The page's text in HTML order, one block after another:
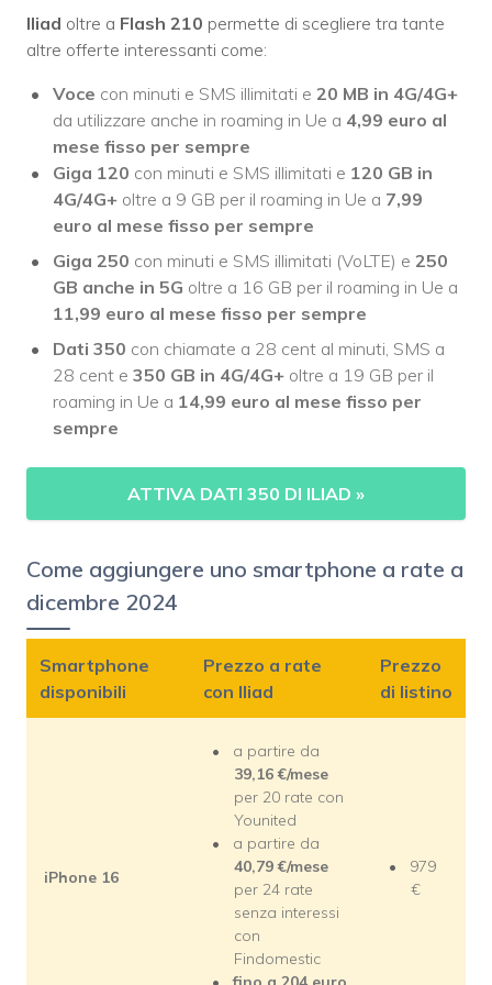
Iliad oltre a Flash 210 permette di scegliere tra tante
altre offerte interessanti come:
Voce con minuti e SMS illimitati e 20 MB in 4G/4G+
da utilizzare anche in roaming in Ue a 4,99 euro al
mese fisso per sempre
Giga 120 con minuti e SMS illimitati e 120 GB in
4G/4G+ oltre a 9 GB per il roaming in Ue a 7,99
euro al mese fisso per sempre
Giga 250 con minuti e SMS illimitati (VoLTE) e 250
GB anche in 5G oltre a 16 GB per il roaming in Ue a
11,99 euro al mese fisso per sempre
Dati 350 con chiamate a 28 cent al minuti, SMS a
28 cent e 350 GB in 4G/4G+ oltre a 19 GB per il
roaming in Ue a 14,99 euro al mese fisso per
sempre
ATTIVA DATI 350 DI ILIAD »
Come aggiungere uno smartphone a rate a
dicembre 2024
Smartphone
disponibili
Prezzo a rate
con Iliad
Prezzo
di listino
iPhone 16
a partire da
39,16 €/mese
per 20 rate con
Younited
a partire da
40,79 €/mese
per 24 rate
senza interessi
con
Findomestic
979
€